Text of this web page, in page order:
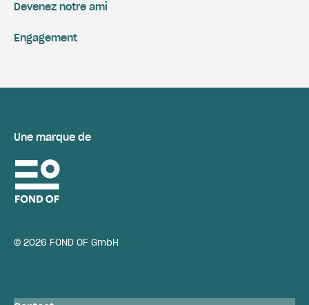
Engagement
Devenez notre ami
Une marque de
© 2026 FOND OF GmbH